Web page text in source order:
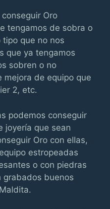
Oro
tengamos de sobra o
que no nos
que ya tengamos
sobren o no
mejora de equipo que
2, etc.
podemos conseguir
joyería que sean
Oro con ellas,
estropeadas
o con piedras
grabados buenos